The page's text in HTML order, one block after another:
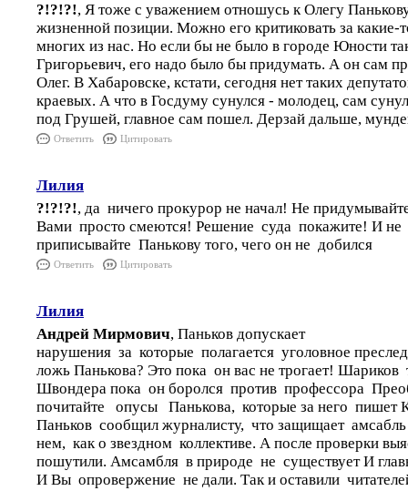
?!?!?!, Я тоже с уважением отношусь к Олегу
жизненной позиции. Можно его критиковать за какие-
многих из нас. Но если бы не было в городе Юности
Григорьевич, его надо было бы придумать. А он сам
Олег. В Хабаровске, кстати, сегодня нет таких
краевых. А что в Госдуму сунулся - молодец, сам
под Грушей, главное сам пошел. Дерзай дальше,
Ответить Цитировать
Лилия
?!?!?!, да ничего прокурор не начал! Не
Вами просто смеются! Решение суда покажите! И не
приписывайте Панькову того, чего он не добился
Ответить Цитировать
Лилия
Андрей Мирмович, Паньков допускает
нарушения за которые полагается уголовное
ложь Панькова? Это пока он вас не трогает! Шариков
Швондера пока он боролся против профессора
почитайте опусы Панькова, которые за него пишет
Паньков сообщил журналисту, что защищает
нем, как о звездном коллективе. А после проверки
пошутили. Амсамбля в природе не существует И
И Вы опровержение не дали. Так и оставили